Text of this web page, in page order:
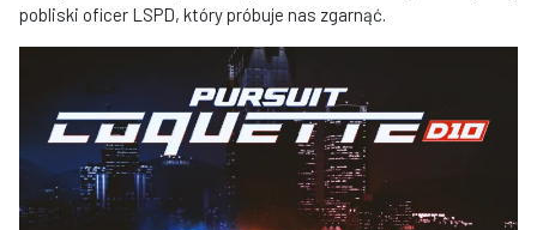
pobliski oficer LSPD, który próbuje nas zgarnąć.